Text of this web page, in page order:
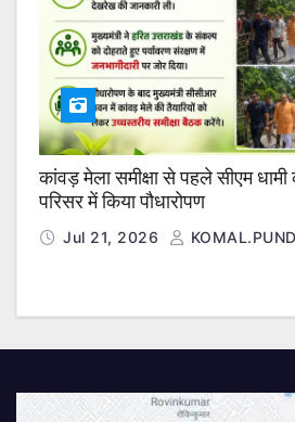
कांवड़ मेला समीक्षा से पहले सीएम
परिसर में किया पौधारोपण
Jul 21, 2026